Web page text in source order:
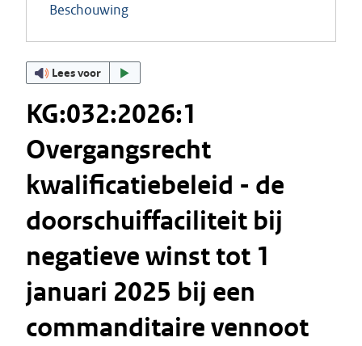
Beschouwing
Lees voor
KG:032:2026:1
Overgangsrecht
kwalificatiebeleid - de
doorschuiffaciliteit bij
negatieve winst tot 1
januari 2025 bij een
commanditaire vennoot